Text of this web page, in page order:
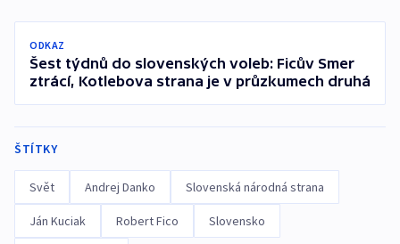
ODKAZ
Šest týdnů do slovenských voleb: Ficův Smer
ztrácí, Kotlebova strana je v průzkumech druhá
ŠTÍTKY
Svět Andrej Danko Slovenská národná strana
Ján Kuciak Robert Fico Slovensko